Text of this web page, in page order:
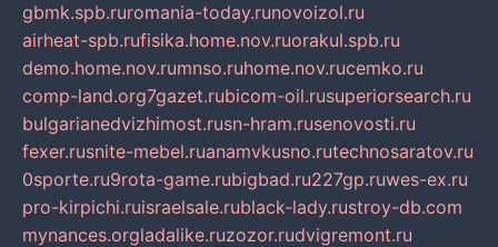
gbmk.spb.ruromania-today.runovoizol.ru
airheat-spb.rufisika.home.nov.ruorakul.spb.ru
demo.home.nov.rumnso.ruhome.nov.rucemko.ru
comp-land.org7gazet.rubicom-oil.rusuperiorsearch.ru
bulgarianedvizhimost.rusn-hram.rusenovosti.ru
fexer.rusnite-mebel.ruanamvkusno.rutechnosaratov.ru
0sporte.ru9rota-game.rubigbad.ru227gp.ruwes-ex.ru
pro-kirpichi.ruisraelsale.rublack-lady.rustroy-db.com
mynances.orgladalike.ruzozor.rudvigremont.ru